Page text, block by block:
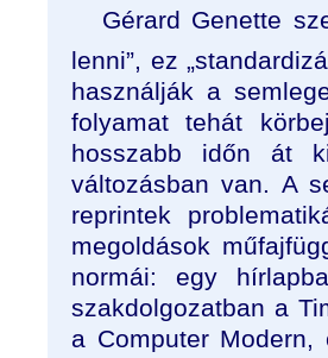
Gérard Genette
lenni”, ez
használják a
folyamat tehát
hosszabb időn át
változásban van. A
reprintek
megoldások
normái: egy
szakdolgozatban a
a Computer